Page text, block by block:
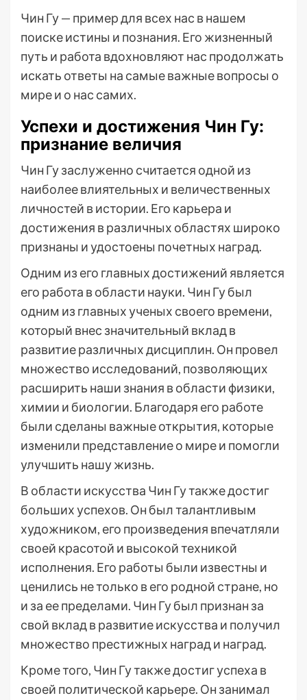
Чин Гу — пример для всех нас в нашем
поиске истины и познания. Его жизненный
путь и работа вдохновляют нас продолжать
искать ответы на самые важные вопросы о
мире и о нас самих.
Успехи и достижения Чин Гу:
признание величия
Чин Гу заслуженно считается одной из
наиболее влиятельных и величественных
личностей в истории. Его карьера и
достижения в различных областях широко
признаны и удостоены почетных наград.
Одним из его главных достижений является
его работа в области науки. Чин Гу был
одним из главных ученых своего времени,
который внес значительный вклад в
развитие различных дисциплин. Он провел
множество исследований, позволяющих
расширить наши знания в области физики,
химии и биологии. Благодаря его работе
были сделаны важные открытия, которые
изменили представление о мире и помогли
улучшить нашу жизнь.
В области искусства Чин Гу также достиг
больших успехов. Он был талантливым
художником, его произведения впечатляли
своей красотой и высокой техникой
исполнения. Его работы были известны и
ценились не только в его родной стране, но
и за ее пределами. Чин Гу был признан за
свой вклад в развитие искусства и получил
множество престижных наград и наград.
Кроме того, Чин Гу также достиг успеха в
своей политической карьере. Он занимал